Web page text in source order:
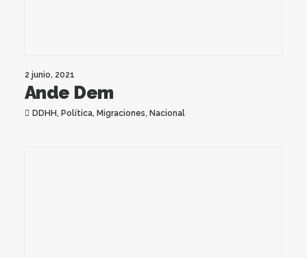
2 junio, 2021
Ande Dem
DDHH, Política, Migraciones, Nacional